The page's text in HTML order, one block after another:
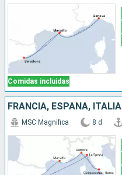
Comidas incluidas
FRANCIA, ESPAÑA, ITALIA
MSC Magnifica 8 d